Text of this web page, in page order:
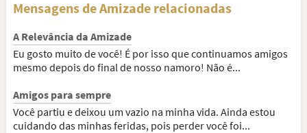
Mensagens de Amizade relacionadas
A Relevância da Amizade
Eu gosto muito de você! É por isso que continuamos amigos
mesmo depois do final de nosso namoro! Não é...
Amigos para sempre
Você partiu e deixou um vazio na minha vida. Ainda estou
cuidando das minhas feridas, pois perder você foi...